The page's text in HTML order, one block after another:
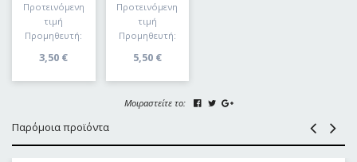
Προτεινόμενη
τιμή
Προμηθευτή:
3,50 €
Προτεινόμενη
τιμή
Προμηθευτή:
5,50 €
Μοιραστείτε το:
Παρόμοια προϊόντα